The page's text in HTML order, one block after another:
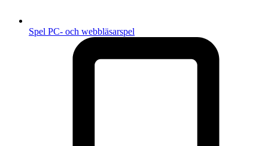
Spel PC- och webbläsarspel